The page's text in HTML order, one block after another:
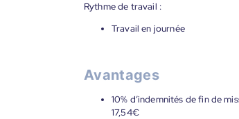
Rythme de travail :
Travail en journée
Avantages
10% d’indemnités de fin de
17,54€